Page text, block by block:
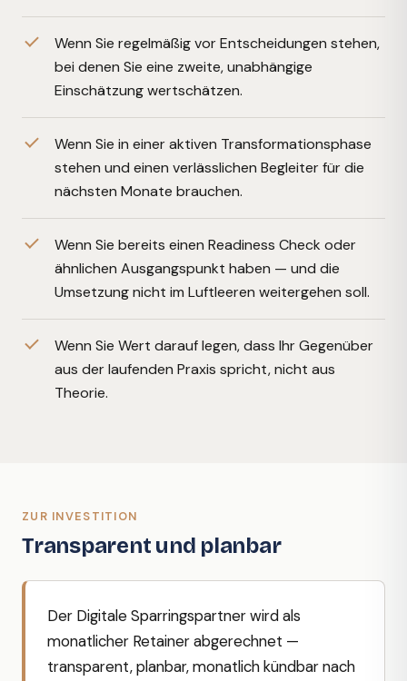
Wenn Sie regelmäßig vor Entscheidungen stehen,
bei denen Sie eine zweite, unabhängige
Einschätzung wertschätzen.
Wenn Sie in einer aktiven Transformationsphase
stehen und einen verlässlichen Begleiter für die
nächsten Monate brauchen.
Wenn Sie bereits einen Readiness Check oder
ähnlichen Ausgangspunkt haben — und die
Umsetzung nicht im Luftleeren weitergehen soll.
Wenn Sie Wert darauf legen, dass Ihr Gegenüber
aus der laufenden Praxis spricht, nicht aus
Theorie.
ZUR INVESTITION
Transparent und planbar
Der Digitale Sparringspartner wird als
monatlicher Retainer abgerechnet —
transparent, planbar, monatlich kündbar nach